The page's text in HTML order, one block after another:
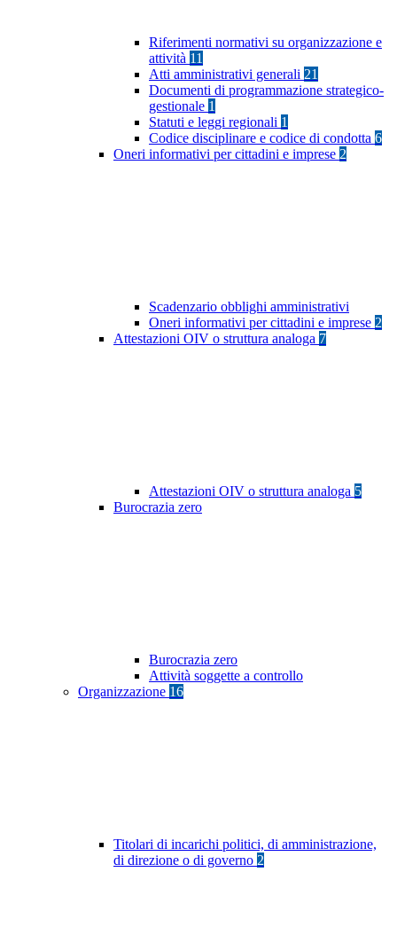
Riferimenti normativi su organizzazione e
attività 11
Atti amministrativi generali 21
Documenti di programmazione strategico-
gestionale 1
Statuti e leggi regionali 1
Codice disciplinare e codice di condotta 6
Oneri informativi per cittadini e imprese 2
Scadenzario obblighi amministrativi
Oneri informativi per cittadini e imprese 2
Attestazioni OIV o struttura analoga 7
Attestazioni OIV o struttura analoga 5
Burocrazia zero
Burocrazia zero
Attività soggette a controllo
Organizzazione 16
Titolari di incarichi politici, di amministrazione,
di direzione o di governo 2